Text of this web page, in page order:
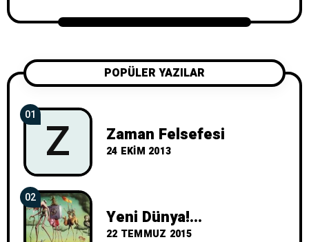
POPÜLER YAZILAR
Z
01
Zaman Felsefesi
24 EKIM 2013
02
Yeni Dünya!...
22 TEMMUZ 2015